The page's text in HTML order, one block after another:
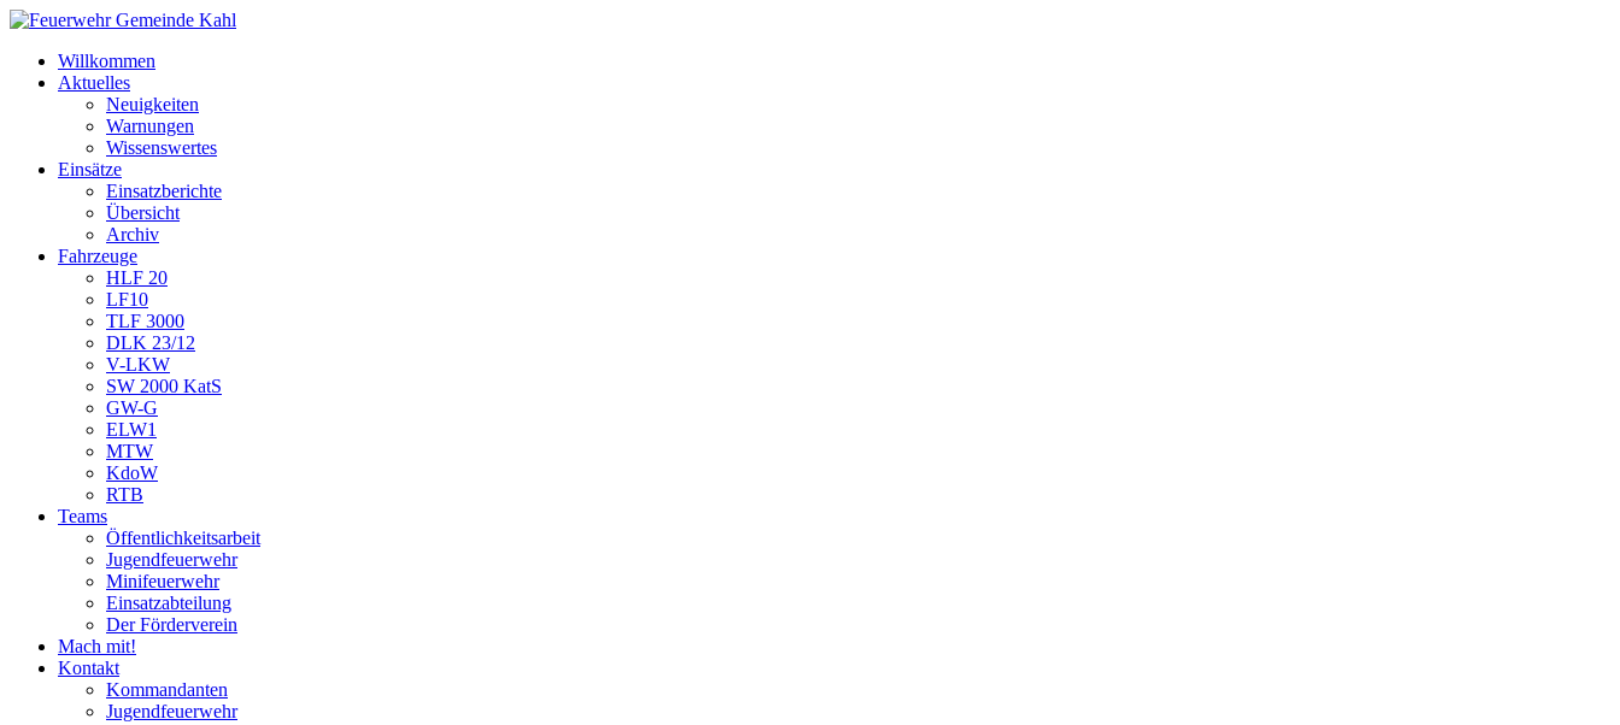
Willkommen
Aktuelles
Neuigkeiten
Warnungen
Wissenswertes
Einsätze
Einsatzberichte
Übersicht
Archiv
Fahrzeuge
HLF 20
LF10
TLF 3000
DLK 23/12
V-LKW
SW 2000 KatS
GW-G
ELW1
MTW
KdoW
RTB
Teams
Öffentlichkeitsarbeit
Jugendfeuerwehr
Minifeuerwehr
Einsatzabteilung
Der Förderverein
Mach mit!
Kontakt
Kommandanten
Jugendfeuerwehr